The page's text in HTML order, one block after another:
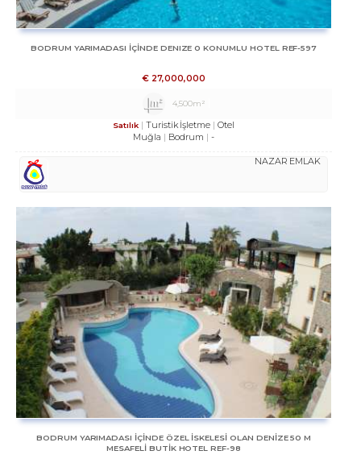
BODRUM YARIMADASI IÇINDE DENIZE 0 KONUMLU HOTEL REF-597
€ 27,000,000
4,500m²
Satılık Turistik İşletme
Otel
Muğla
Bodrum -
NAZAR EMLAK
BODRUM YARIMADASI IÇINDE ÖZEL ISKELESI OLAN DENIZE 50 M
MESAFELI BUTIK HOTEL REF-98